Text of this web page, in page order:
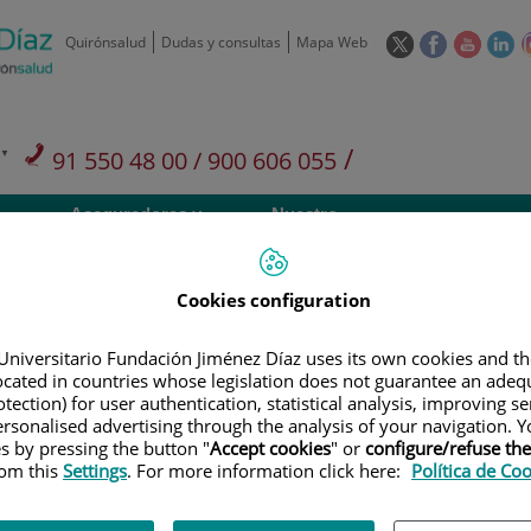
Quirónsalud Dudas y consultas Mapa Web
Este
ventana
nueva.
Este
ventana
nueva.
Este
nueva.
91 550 48 00 / 900 606 055/
Privados: 91 090 05 16
Aseguradoras y
Nuestro
Investigación
Teléfono de atención al usuario900 301 013
Cookies configuration
Fundación Jiménez Díaz uses its own cookies and
in countries whose legislation does not guarantee an
for user authentication, statistical analysis, improving
advertising through the analysis of your navigation.
by pressing the button "Accept cookies" or configure/refuse
thisSettings. For more information click here: Política de